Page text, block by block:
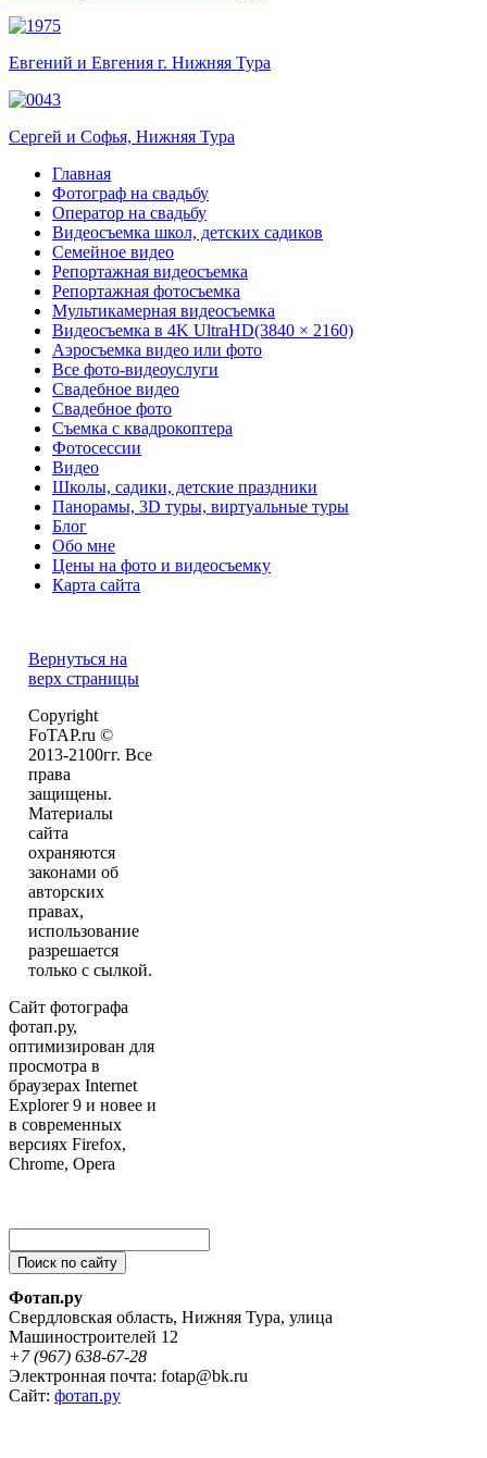
Евгений и Евгения г. Нижняя Тура
Сергей и Софья, Нижняя Тура
Главная
Фотограф на свадьбу
Оператор на свадьбу
Видеосъемка школ, детских садиков
Семейное видео
Репортажная видеосъемка
Репортажная фотосъемка
Мультикамерная видеосъемка
Видеосъемка в 4K UltraHD(3840 × 2160)
Аэросъемка видео или фото
Все фото-видеоуслуги
Свадебное видео
Свадебное фото
Съемка с квадрокоптера
Фотосессии
Видео
Школы, садики, детские праздники
Панорамы, 3D туры, виртуальные туры
Блог
Обо мне
Цены на фото и видеосъемку
Карта сайта
Вернуться на
верх страницы
Copyright
FoTAP.ru ©
2013-2100гг. Все
права
защищены.
Материалы
сайта
охраняются
законами об
авторских
правах,
использование
разрешается
только с сылкой.
Сайт фотографа
фотап.ру,
оптимизирован для
просмотра в
браузерах Internet
Explorer 9 и новее и
в современных
версиях Firefox,
Chrome, Opera
Фотап.ру
Свердловская область, Нижняя Тура, улица
Машиностроителей 12
+7 (967) 638-67-28
Электронная почта: fotap@bk.ru
Сайт: фотап.ру